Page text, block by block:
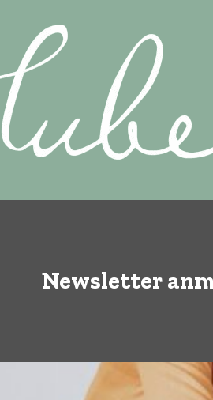
Newsletter